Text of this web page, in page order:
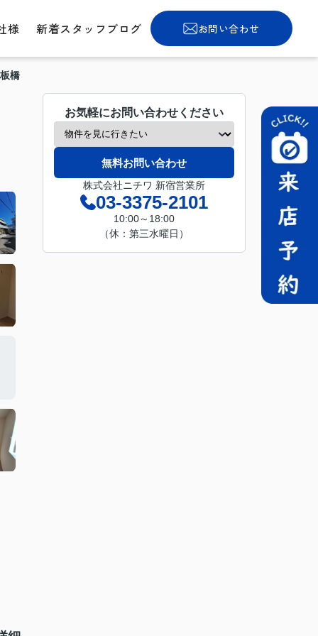
様 新着スタッフブログ お問い合わせ
橋
お気軽にお問い合わせください
無料お問い合わせ
株式会社ニチワ 新宿営業所
03-3375-2101
10:00～18:00
（休：第三水曜日）